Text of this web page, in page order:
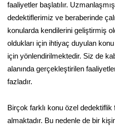
faaliyetler başlatılır.
dedektiflerimiz ve beraberinde
konularda kendilerini geliştirmiş
oldukları için ihtiyaç duyulan
için yönlendirilmektedir. Siz de
alanında gerçekleştirilen
fazladır.
Birçok farklı konu özel dedektiflik
almaktadır. Bu nedenle de bir